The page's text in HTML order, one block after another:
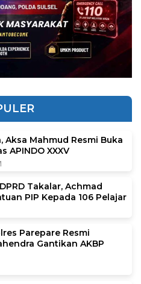
Mahmud Resmi Buka
APINDO XXXV
Takalar, Achmad
PIP Kepada 106 Pelajar
Parepare Resmi
Gantikan AKBP